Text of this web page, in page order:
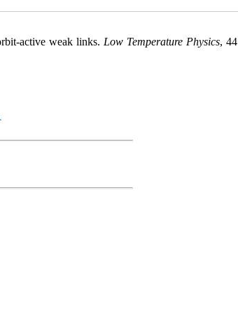
active weak links.Low Temperature Physics, 44